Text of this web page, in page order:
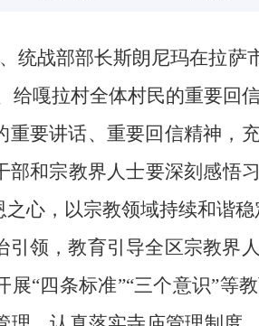
统战部部长斯朗尼玛在拉
给嘎拉村全体村民的重要回
要讲话、重要回信精神，
和宗教界人士要深刻感悟
心，以宗教领域持续和谐稳
引领，教育引导全区宗教界
“四条标准”“三个意识”等